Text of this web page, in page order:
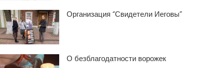
Организация “Свидетели Иеговы”
О безблагодатности ворожек